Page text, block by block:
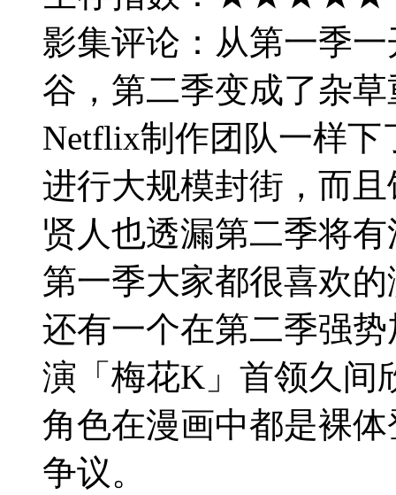
影集评论：从第一季
谷，第二季变成了杂
Netflix制作团队一样
进行大规模封街，而
贤人也透漏第二季将
第一季大家都很喜欢
还有一个在第二季强
演「梅花K」首领久间
角色在漫画中都是裸
争议。